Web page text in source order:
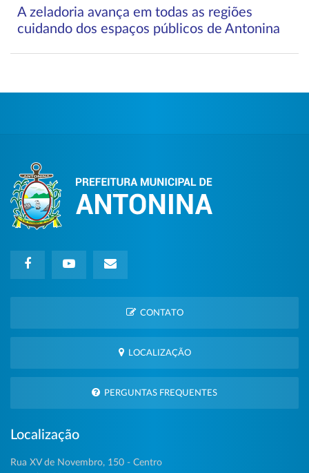
A zeladoria avança em todas as regiões
cuidando dos espaços públicos de Antonina
CONTATO
LOCALIZAÇÃO
PERGUNTAS FREQUENTES
Localização
Rua XV de Novembro, 150 - Centro